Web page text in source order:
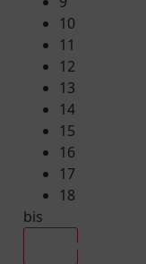
10
11
12
13
14
15
16
17
18
bis